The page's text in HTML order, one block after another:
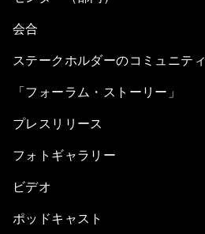
会合
ステークホルダーのコミュニティ
「フォーラム・ストーリー」
プレスリリース
フォトギャラリー
ビデオ
ポッドキャスト